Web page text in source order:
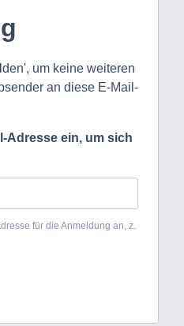
um keine weiteren
an diese E-Mail-
Adresse ein, um sich
für die Anmeldung an, z.